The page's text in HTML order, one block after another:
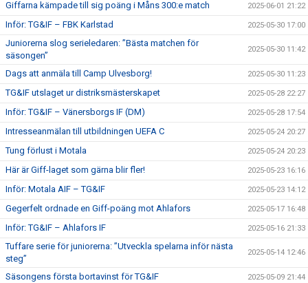
Giffarna kämpade till sig poäng i Måns 300:e match 2025-06-01 21:22
Inför: TG&IF – FBK Karlstad 2025-05-30 17:00
Juniorerna slog serieledaren: ”Bästa matchen för
säsongen”
2025-05-30 11:42
Dags att anmäla till Camp Ulvesborg! 2025-05-30 11:23
TG&IF utslaget ur distriksmästerskapet 2025-05-28 22:27
Inför: TG&IF – Vänersborgs IF (DM) 2025-05-28 17:54
Intresseanmälan till utbildningen UEFA C 2025-05-24 20:27
Tung förlust i Motala 2025-05-24 20:23
Här är Giff-laget som gärna blir fler! 2025-05-23 16:16
Inför: Motala AIF – TG&IF 2025-05-23 14:12
Gegerfelt ordnade en Giff-poäng mot Ahlafors 2025-05-17 16:48
Inför: TG&IF – Ahlafors IF 2025-05-16 21:33
Tuffare serie för juniorerna: ”Utveckla spelarna inför nästa
steg”
2025-05-14 12:46
Säsongens första bortavinst för TG&IF 2025-05-09 21:44